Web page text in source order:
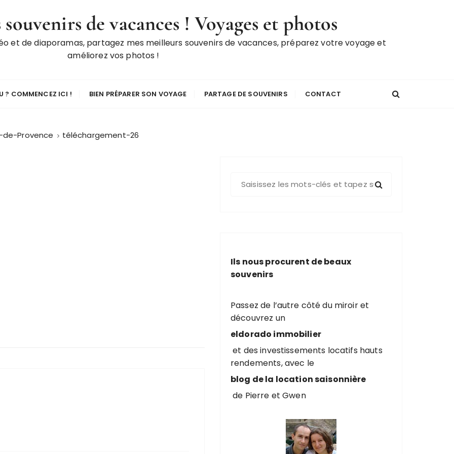
de vacances ! Voyages et photos
et de diaporamas, partagez mes meilleurs souvenirs de vacances, préparez votre voyage et
améliorez vos photos !
? COMMENCEZ ICI ! BIEN PRÉPARER SON VOYAGE PARTAGE DE SOUVENIRS CONTACT
de-Provence téléchargement-26
h
e
o
u
r
Ils nous procurent de beaux
souvenirs
Passez de l’autre côté du miroir et
découvrez un
eldorado immobilier
et des investissements locatifs hauts
rendements, avec le
blog de la location saisonnière
de Pierre et Gwen